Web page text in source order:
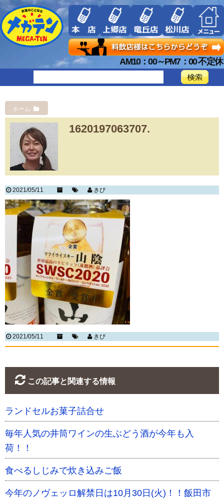
AM10：00～PM7：00 不定休
ホーム
1620197063707.
2021/05/11 きび
2021/05/11 きび
この記事と関連する情報
ランドセルお菓子詰合せ
毎年人気の井筒ワインの生ぶどう酒が今年も入
荷！！
食べるしじみで炊き込みご飯
今年のノヴェッロ解禁日は10月30日(火)！！飯田市